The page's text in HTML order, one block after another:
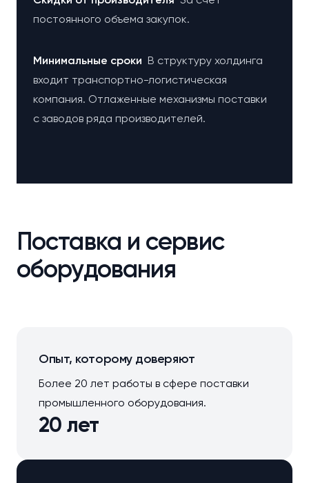
постоянного объема закупок.
Минимальные сроки В структуру холдинга
входит транспортно-логистическая
компания. Отлаженные механизмы поставки
с заводов ряда производителей.
Поставка и сервис
оборудования
20 лет
Опыт, которому доверяют
Более 20 лет работы в сфере поставки
промышленного оборудования.